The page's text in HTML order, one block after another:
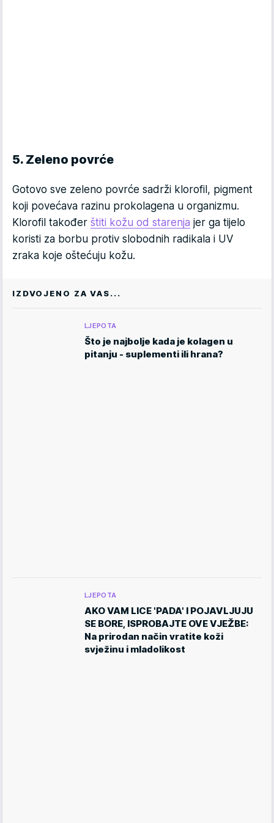
5. Zeleno povrće
Gotovo sve zeleno povrće sadrži klorofil, pigment
koji povećava razinu prokolagena u organizmu.
Klorofil također štiti kožu od starenja jer ga tijelo
koristi za borbu protiv slobodnih radikala i UV
zraka koje oštećuju kožu.
IZDVOJENO ZA VAS...
LJEPOTA
Što je najbolje kada je kolagen u
pitanju - suplementi ili hrana?
LJEPOTA
AKO VAM LICE 'PADA' I POJAVLJUJU
SE BORE, ISPROBAJTE OVE VJEŽBE:
Na prirodan način vratite koži
svježinu i mladolikost